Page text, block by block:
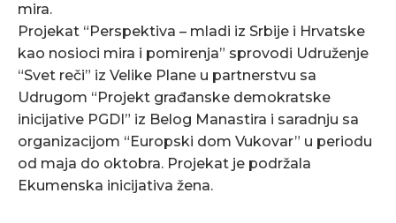
mira.
Projekat “Perspektiva – mladi iz Srbije i Hrvatske
kao nosioci mira i pomirenja” sprovodi Udruženje
“Svet reči” iz Velike Plane u partnerstvu sa
Udrugom “Projekt građanske demokratske
inicijative PGDI” iz Belog Manastira i saradnju sa
organizacijom “Europski dom Vukovar” u periodu
od maja do oktobra. Projekat je podržala
Ekumenska inicijativa žena.